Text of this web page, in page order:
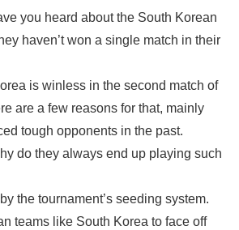
you heard about the South Korean
haven’t won a single match in their
is winless in the second match of
are a few reasons for that, mainly
tough opponents in the past.
do they always end up playing such
the tournament’s seeding system.
teams like South Korea to face off